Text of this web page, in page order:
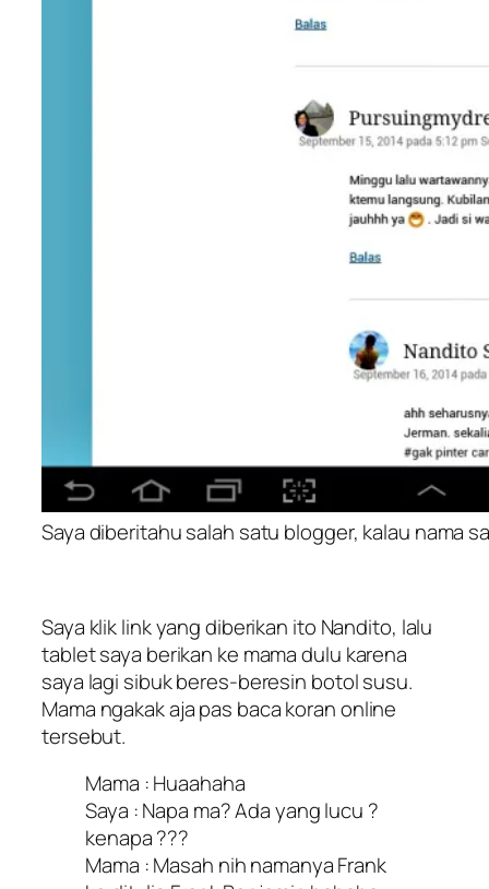
Saya diberitahu salah satu blogger, kalau nama
Saya klik link yang diberikan ito Nandito, lalu
tablet saya berikan ke mama dulu karena
saya lagi sibuk beres-beresin botol susu.
Mama ngakak aja pas baca koran online
tersebut.
Mama : Huaahaha
Saya : Napa ma? Ada yang lucu ?
kenapa ???
Mama : Masah nih namanya Frank